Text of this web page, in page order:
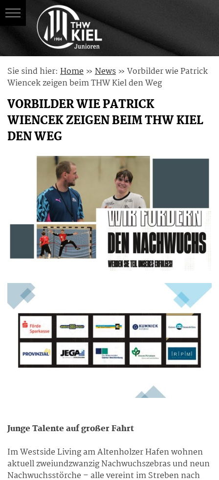
content
Sie sind hier: Home » News » Vorbilder wie Patrick
Wiencek zeigen beim THW Kiel den Weg
VORBILDER WIE PATRICK
WIENCEK ZEIGEN BEIM THW KIEL
DEN WEG
Junge Talente auf großer Fahrt
Im Westside Living am Altenholzer Hafen wohnen
aktuell zweiundzwanzig Nachwuchszebras und neun
Nachwuchsstörche – alle vereint im Streben nach